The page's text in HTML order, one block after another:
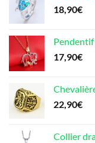
18,90€
17,90€
22,90€
Collier